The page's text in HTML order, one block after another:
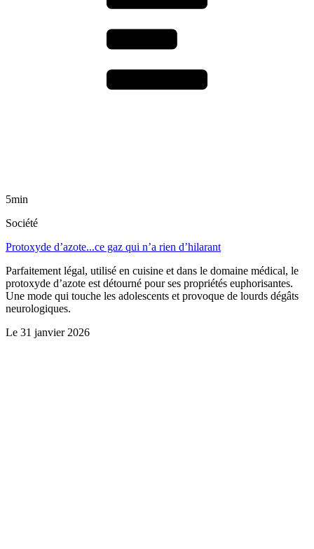
5min
Société
Protoxyde d’azote...ce gaz qui n’a rien d’hilarant
Parfaitement légal, utilisé en cuisine et dans le domaine médical, le
protoxyde d’azote est détourné pour ses propriétés euphorisantes.
Une mode qui touche les adolescents et provoque de lourds dégâts
neurologiques.
Le 31 janvier 2026